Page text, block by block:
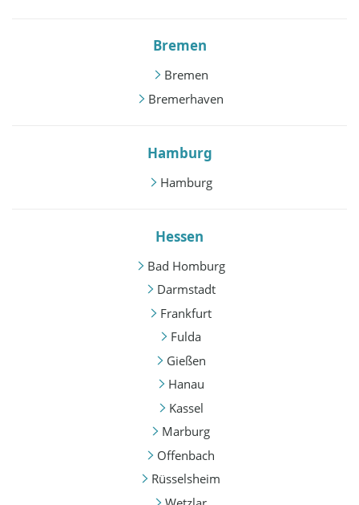
Bremen
Bremen
Bremerhaven
Hamburg
Hamburg
Hessen
Bad Homburg
Darmstadt
Frankfurt
Fulda
Gießen
Hanau
Kassel
Marburg
Offenbach
Rüsselsheim